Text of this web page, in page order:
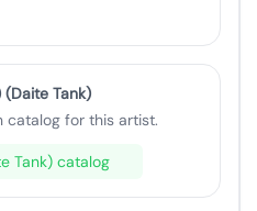
Tank)
catalog for this artist.
Tank) catalog